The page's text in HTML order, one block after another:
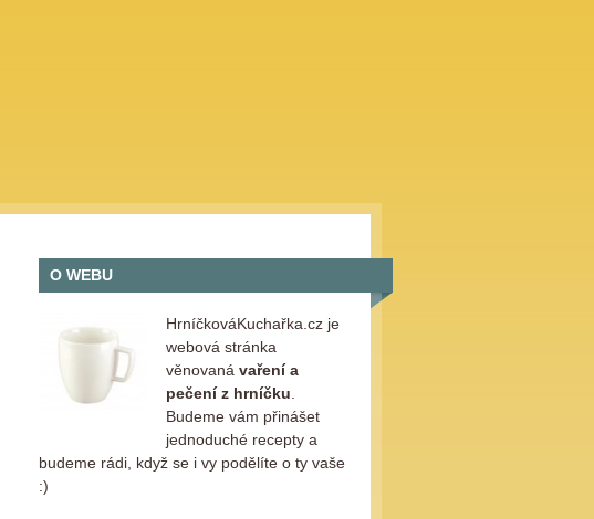
O WEBU
HrníčkováKuchařka.cz je
webová stránka
věnovaná vaření a
pečení z hrníčku
Budeme vám přinášet
jednoduché recepty a
budeme rádi, když se i vy podělíte o ty vaše
:)